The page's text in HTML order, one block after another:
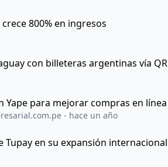
800% en ingresos
con billeteras argentinas vía QR
Yape para mejorar compras en línea
- hace un año
en su expansión internacional